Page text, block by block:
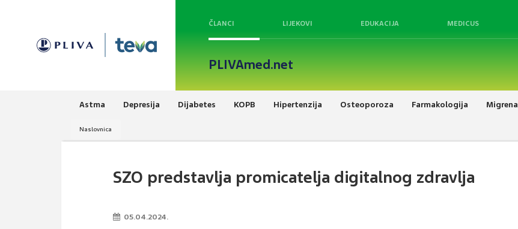
ČLANCI LIJEKOVI EDUKACIJA MEDICUS
PLIVAmed.net
Astma Depresija Dijabetes KOPB Hipertenzija Osteoporoza Farmakologija Migrena
Naslovnica
SZO predstavlja promicatelja digitalnog zdravlja
05.04.2024.